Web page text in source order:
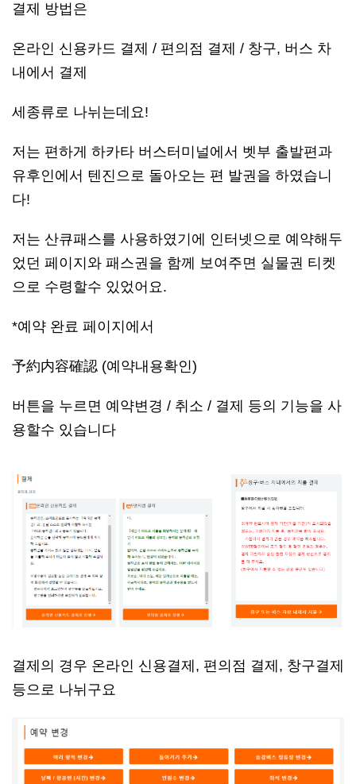
결제 방법은
온라인 신용카드 결제 / 편의점 결제 / 창구, 버스 차
내에서 결제
세종류로 나뉘는데요!
저는 편하게 하카타 버스터미널에서 벳부 출발편과
유후인에서 텐진으로 돌아오는 편 발권을 하였습니
다!
저는 산큐패스를 사용하였기에 인터넷으로 예약해두
었던 페이지와 패스권을 함께 보여주면 실물권 티켓
으로 수령할수 있었어요.
*예약 완료 페이지에서
予約内容確認 (예약내용확인)
버튼을 누르면 예약변경 / 취소 / 결제 등의 기능을 사
용할수 있습니다
결제의 경우 온라인 신용결제, 편의점 결제, 창구결제
등으로 나뉘구요